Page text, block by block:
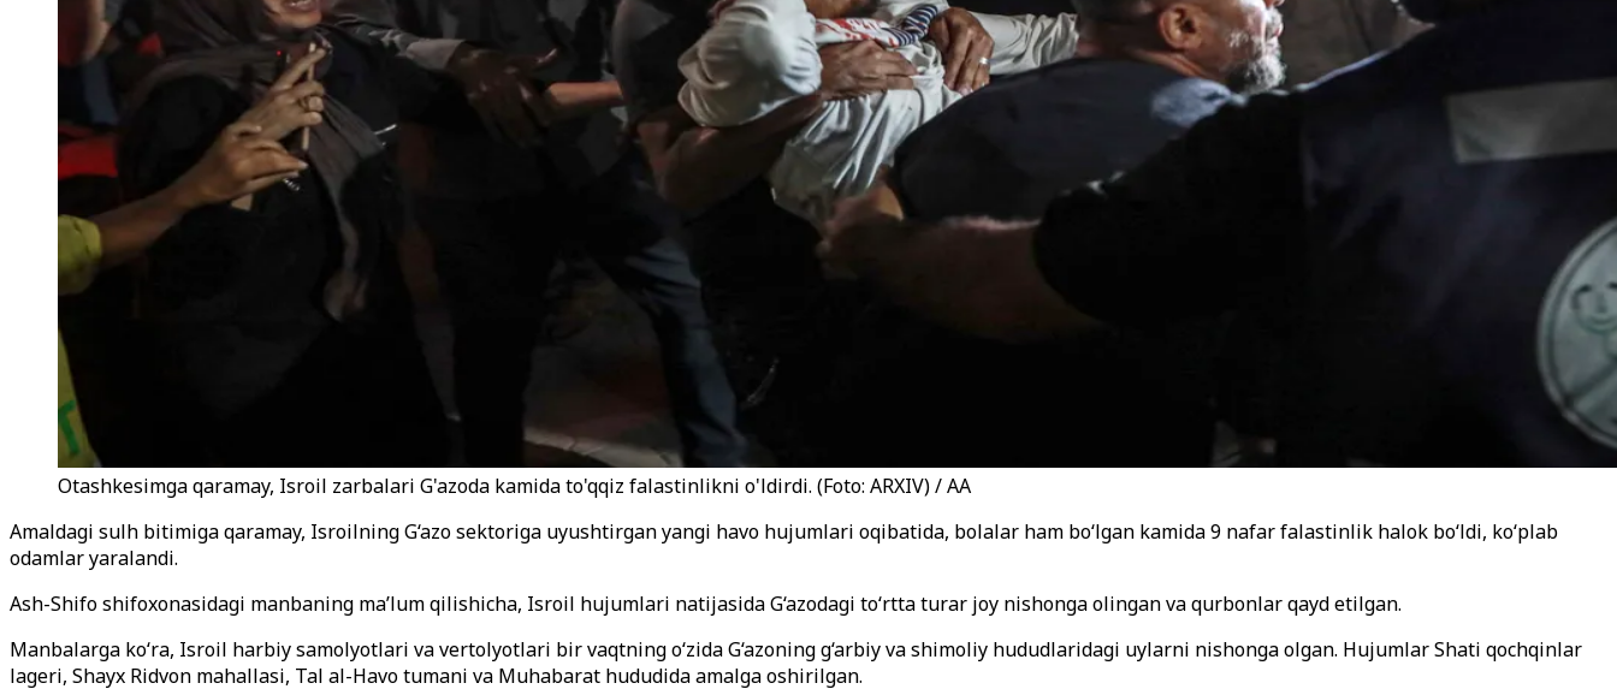
Otashkesimga qaramay, Isroil zarbalari G'azoda kamida to'qqiz falastinlikni o'ldirdi. (Foto: ARXIV) / AA
Amaldagi sulh bitimiga qaramay, Isroilning G‘azo sektoriga uyushtirgan yangi havo hujumlari oqibatida, bolalar ham bo‘lgan kamida 9 nafar falastinlik halok bo‘ldi, ko‘plab
odamlar yaralandi.
Ash-Shifo shifoxonasidagi manbaning ma’lum qilishicha, Isroil hujumlari natijasida G‘azodagi to‘rtta turar joy nishonga olingan va qurbonlar qayd etilgan.
Manbalarga ko‘ra, Isroil harbiy samolyotlari va vertolyotlari bir vaqtning o‘zida G‘azoning g‘arbiy va shimoliy hududlaridagi uylarni nishonga olgan. Hujumlar Shati qochqinlar
lageri, Shayx Ridvon mahallasi, Tal al-Havo tumani va Muhabarat hududida amalga oshirilgan.